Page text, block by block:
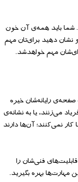
شما باید همه‌ی آن خون
دهید برای‌تان مهم
مهم خواهدشد.
رایانه‌شان خیره
می‌زنند، یا به نشانه‌ی
نمی‌کنند؛ آن‌ها دارند
فنی‌شان را
مهارت‌ها بهره بگیرید.